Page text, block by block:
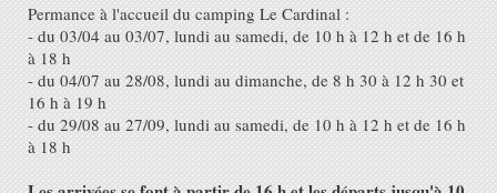
Permance à l'accueil du camping Le Cardinal :
- du 03/04 au 03/07, lundi au samedi, de 10 h à 12 h et de 16 h
à 18 h
- du 04/07 au 28/08, lundi au dimanche, de 8 h 30 à 12 h 30 et
16 h à 19 h
- du 29/08 au 27/09, lundi au samedi, de 10 h à 12 h et de 16 h
à 18 h